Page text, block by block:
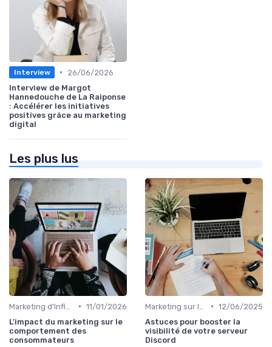
Interview •
26/06/2026
Interview de Margot
Hannedouche de La Raiponse
: Accélérer les initiatives
positives grâce au marketing
digital
Les plus lus
• 11/01/2026
L'impact du marketing sur le
comportement des
consommateurs
• 12/06/2025
Astuces pour booster la
visibilité de votre serveur
Discord